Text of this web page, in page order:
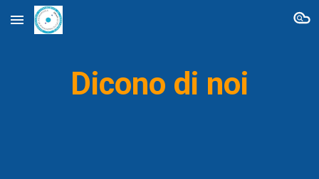
Skip to main content Skip to navigation
Dicono di noi